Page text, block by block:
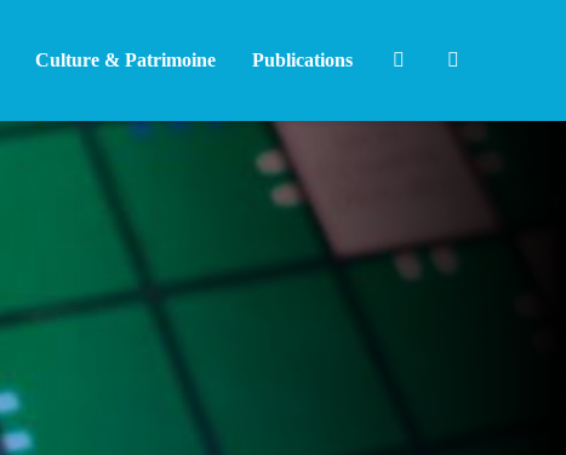
Culture & Patrimoine Publications